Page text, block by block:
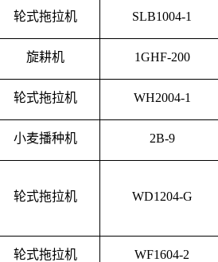
轮式拖拉机 SLB1004-1
旋耕机 1GHF-200
轮式拖拉机 WH2004-1
小麦播种机 2B-9
轮式拖拉机 WD1204-G
轮式拖拉机 WF1604-2